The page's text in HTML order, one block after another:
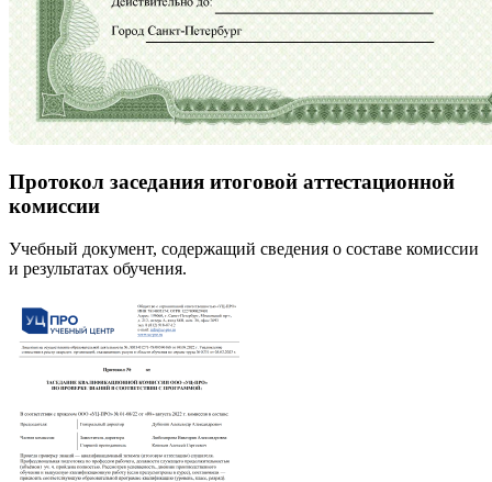
Протокол заседания итоговой аттестационной
комиссии
Учебный документ, содержащий сведения о составе комиссии
и результатах обучения.